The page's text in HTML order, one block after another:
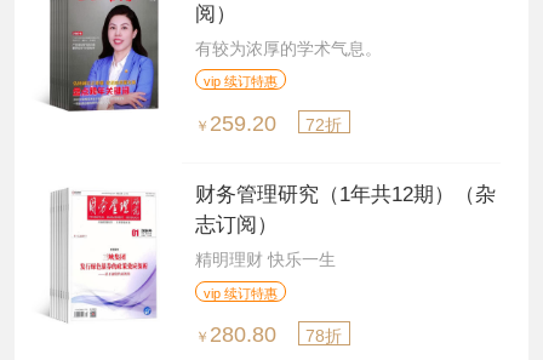
阅）
有较为浓厚的学术气息。
vip 续订特惠
￥ 259.20 72折
财务管理研究（1年共12期）（杂
志订阅）
精明理财 快乐一生
vip 续订特惠
￥ 280.80 78折